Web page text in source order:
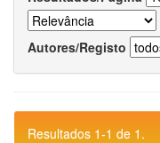
Autores/Registo
Resultados 1-1 de 1.